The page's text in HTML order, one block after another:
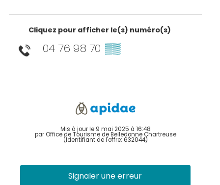
Cliquez pour afficher le(s) numéro(s)
04 76 98 70 ▒▒
Mis à jour le 9 mai 2025 à 16:48
par Office de Tourisme de Belledonne Chartreuse
(Identifiant de l'offre: 632044)
Signaler une erreur